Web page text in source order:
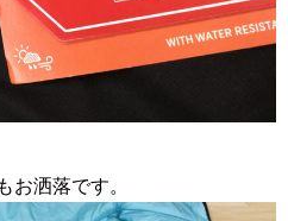
お洒落です。